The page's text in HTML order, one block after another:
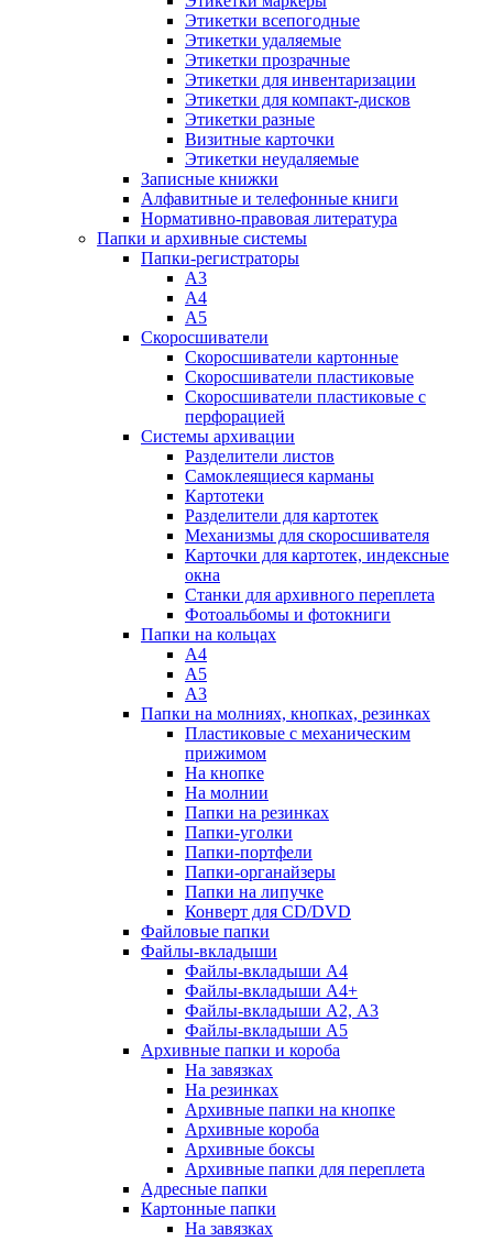
Этикетки всепогодные
Этикетки удаляемые
Этикетки прозрачные
Этикетки для инвентаризации
Этикетки для компакт-дисков
Этикетки разные
Визитные карточки
Этикетки неудаляемые
Записные книжки
Алфавитные и телефонные книги
Нормативно-правовая литература
Папки и архивные системы
Папки-регистраторы
А3
А4
А5
Скоросшиватели
Скоросшиватели картонные
Скоросшиватели пластиковые
Скоросшиватели пластиковые с
перфорацией
Системы архивации
Разделители листов
Самоклеящиеся карманы
Картотеки
Разделители для картотек
Механизмы для скоросшивателя
Карточки для картотек, индексные
окна
Станки для архивного переплета
Фотоальбомы и фотокниги
Папки на кольцах
А4
А5
А3
Папки на молниях, кнопках, резинках
Пластиковые с механическим
прижимом
На кнопке
На молнии
Папки на резинках
Папки-уголки
Папки-портфели
Папки-органайзеры
Папки на липучке
Конверт для CD/DVD
Файловые папки
Файлы-вкладыши
Файлы-вкладыши А4
Файлы-вкладыши А4+
Файлы-вкладыши А2, А3
Файлы-вкладыши А5
Архивные папки и короба
На завязках
На резинках
Архивные папки на кнопке
Архивные короба
Архивные боксы
Архивные папки для переплета
Адресные папки
Картонные папки
На завязках